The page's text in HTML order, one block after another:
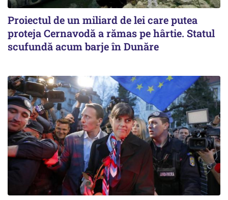
Proiectul de un miliard de lei care putea
proteja Cernavodă a rămas pe hârtie. Statul
scufundă acum barje în Dunăre